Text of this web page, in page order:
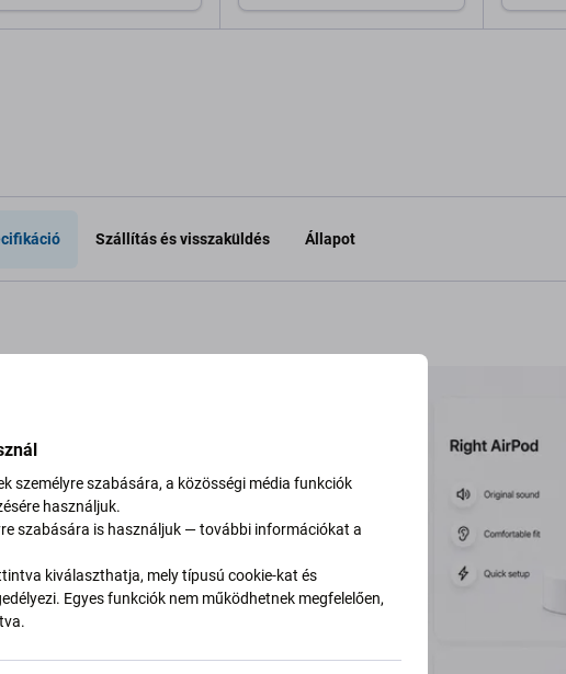
Szállítás és visszaküldés Állapot
személyre szabására, a közösségi média funkciók
használjuk.
szabására is használjuk — további információkat a
kiválaszthatja, mely típusú cookie-kat és
Egyes funkciók nem működhetnek megfelelően,